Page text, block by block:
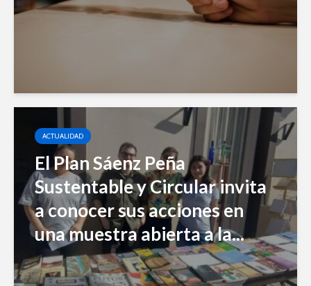
ACTUALIDAD
El Plan Sáenz Peña
Sustentable y Circular invita
a conocer sus acciones en
una muestra abierta a la...